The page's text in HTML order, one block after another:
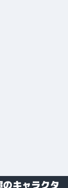
キャラクタ